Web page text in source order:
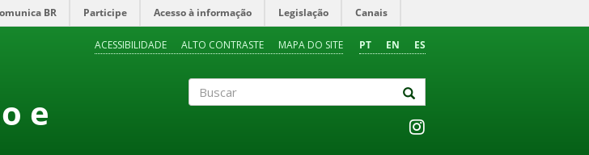
BR Participe Acesso à informação Legislação Canais
PT EN ES
ACESSIBILIDADE ALTO CONTRASTE MAPA DO SITE
e